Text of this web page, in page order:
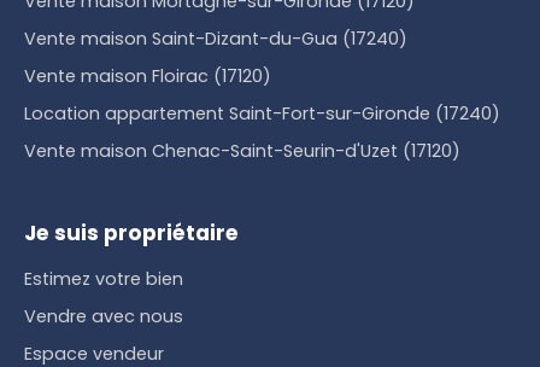
Vente maison Saint-Dizant-du-Gua (17240)
Vente maison Floirac (17120)
Location appartement Saint-Fort-sur-Gironde (17240)
Vente maison Chenac-Saint-Seurin-d'Uzet (17120)
Je suis propriétaire
Estimez votre bien
Vendre avec nous
Espace vendeur